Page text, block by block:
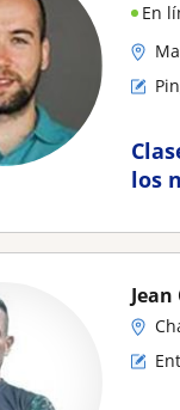
En
los
Jean